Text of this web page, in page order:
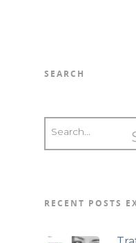
SEARCH
RECENT POSTS